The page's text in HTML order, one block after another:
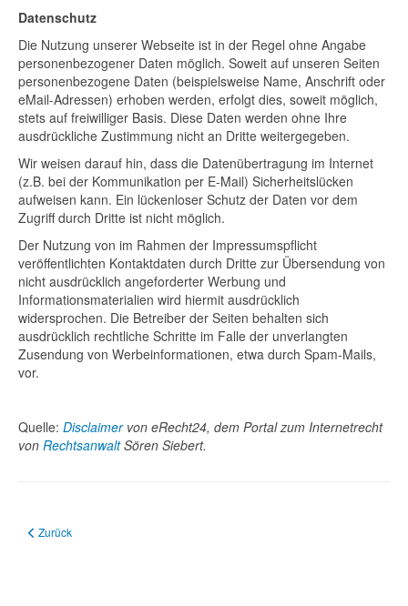
Datenschutz
Die Nutzung unserer Webseite ist in der Regel ohne Angabe
personenbezogener Daten möglich. Soweit auf unseren Seiten
personenbezogene Daten (beispielsweise Name, Anschrift oder
eMail-Adressen) erhoben werden, erfolgt dies, soweit möglich,
stets auf freiwilliger Basis. Diese Daten werden ohne Ihre
ausdrückliche Zustimmung nicht an Dritte weitergegeben.
Wir weisen darauf hin, dass die Datenübertragung im Internet
(z.B. bei der Kommunikation per E-Mail) Sicherheitslücken
aufweisen kann. Ein lückenloser Schutz der Daten vor dem
Zugriff durch Dritte ist nicht möglich.
Der Nutzung von im Rahmen der Impressumspflicht
veröffentlichten Kontaktdaten durch Dritte zur Übersendung von
nicht ausdrücklich angeforderter Werbung und
Informationsmaterialien wird hiermit ausdrücklich
widersprochen. Die Betreiber der Seiten behalten sich
ausdrücklich rechtliche Schritte im Falle der unverlangten
Zusendung von Werbeinformationen, etwa durch Spam-Mails,
vor.
Quelle: Disclaimervon eRecht24, dem Portal zum Internetrecht
von RechtsanwaltSören Siebert.
Vorheriger Beitrag: Energieversorgung
Zurück